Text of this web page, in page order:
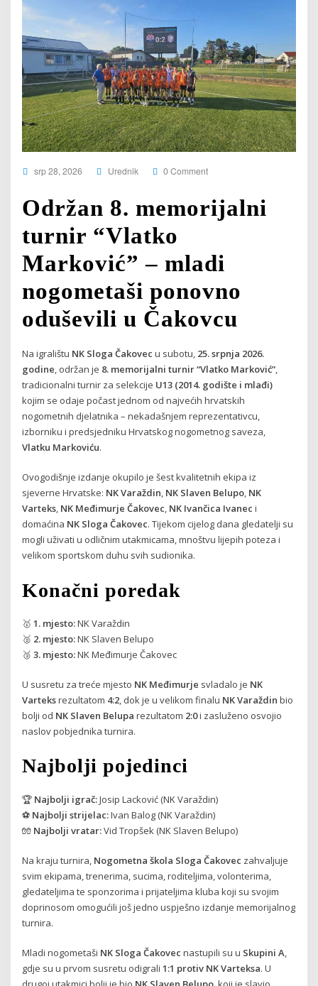
srp 28, 2026 Urednik 0 Comment
Održan 8. memorijalni
turnir “Vlatko
Marković” – mladi
nogometaši ponovno
oduševili u Čakovcu
Na igralištu NK Sloga Čakovec u subotu, 25. srpnja 2026.
godine, održan je 8. memorijalni turnir “Vlatko Marković”,
tradicionalni turnir za selekcije U13 (2014. godište i mlađi)
kojim se odaje počast jednom od najvećih hrvatskih
nogometnih djelatnika – nekadašnjem reprezentativcu,
izborniku i predsjedniku Hrvatskog nogometnog saveza,
Vlatku Markoviću.
Ovogodišnje izdanje okupilo je šest kvalitetnih ekipa iz
sjeverne Hrvatske: NK Varaždin, NK Slaven Belupo, NK
Varteks, NK Međimurje Čakovec, NK Ivančica Ivanec i
domaćina NK Sloga Čakovec. Tijekom cijelog dana gledatelji su
mogli uživati u odličnim utakmicama, mnoštvu lijepih poteza i
velikom sportskom duhu svih sudionika.
Konačni poredak
🥇1. mjesto:NK Varaždin
🥈 2. mjesto:NK Slaven Belupo
🥉3. mjesto:NK Međimurje Čakovec
U susretu za treće mjesto NK Međimurje svladalo je NK
Varteksrezultatom 4:2, dok je u velikom finalu NK Varaždin bio
bolji od NK Slaven Belupa rezultatom 2:0i zasluženo osvojio
naslov pobjednika turnira.
Najbolji pojedinci
🏆 Najbolji igrač:Josip Lacković (NK Varaždin)
⚽ Najbolji strijelac:Ivan Balog (NK Varaždin)
🧤 Najbolji vratar:Vid Tropšek (NK Slaven Belupo)
Na kraju turnira, Nogometna škola Sloga Čakovec zahvaljuje
svim ekipama, trenerima, sucima, roditeljima, volonterima,
gledateljima te sponzorima i prijateljima kluba koji su svojim
doprinosom omogućili još jedno uspješno izdanje memorijalnog
turnira.
Mladi nogometaši NK Sloga Čakovec nastupili su u Skupini A,
gdje su u prvom susretu odigrali1:1 protiv NK Varteksa. U